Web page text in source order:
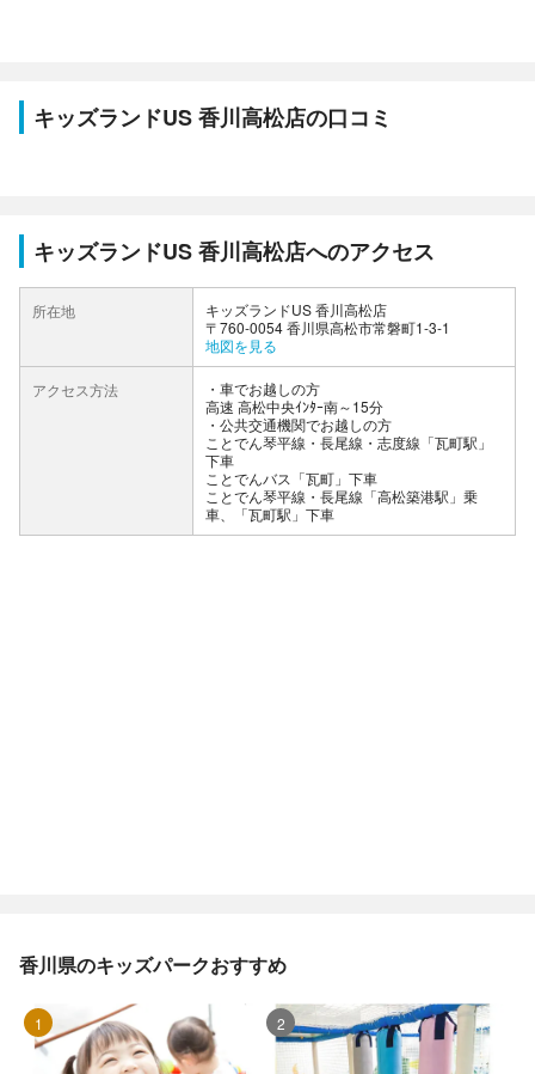
キッズランドUS 香川高松店の口コミ
キッズランドUS 香川高松店へのアクセス
所在地
キッズランドUS 香川高松店
〒760-0054 香川県高松市常磐町1-3-1
地図を見る
アクセス方法
車でお越しの方
高速 高松中央ｲﾝﾀｰ南～15分
公共交通機関でお越しの方
ことでん琴平線・長尾線・志度線「瓦町駅」
下車
ことでんバス「瓦町」下車
ことでん琴平線・長尾線「高松築港駅」乗
車、「瓦町駅」下車
香川県のキッズパークおすすめ
1位 2位